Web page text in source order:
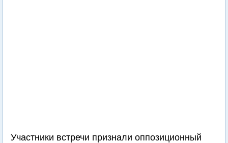
Участники встречи признали оппозиционный